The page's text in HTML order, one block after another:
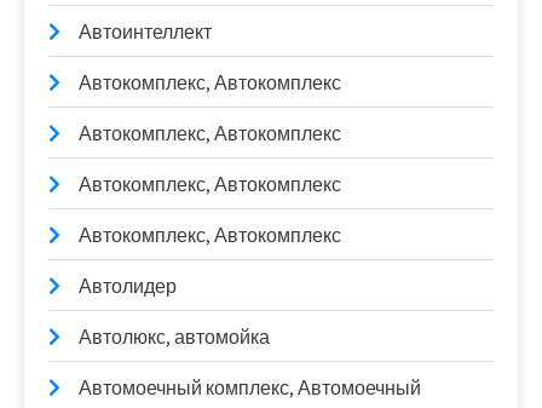
Автоинтеллект
Автокомплекс, Автокомплекс
Автокомплекс, Автокомплекс
Автокомплекс, Автокомплекс
Автокомплекс, Автокомплекс
Автолидер
Автолюкс, автомойка
Автомоечный комплекс, Автомоечный